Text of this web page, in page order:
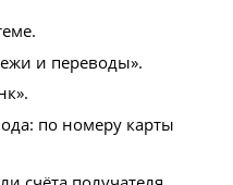
и переводы».
по номеру карты